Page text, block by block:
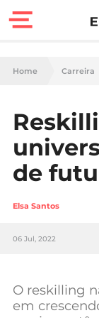
Casa
Lifestyle
Home Carreira
de
Elsa Santos
06 Jul, 2022
O reskilling
em